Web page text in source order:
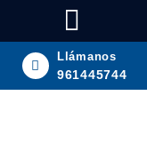
Llámanos
961445744